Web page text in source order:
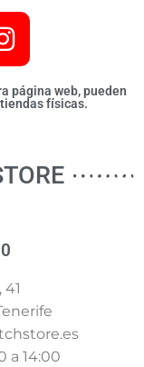
página web, pueden
físicas.
a 14:00